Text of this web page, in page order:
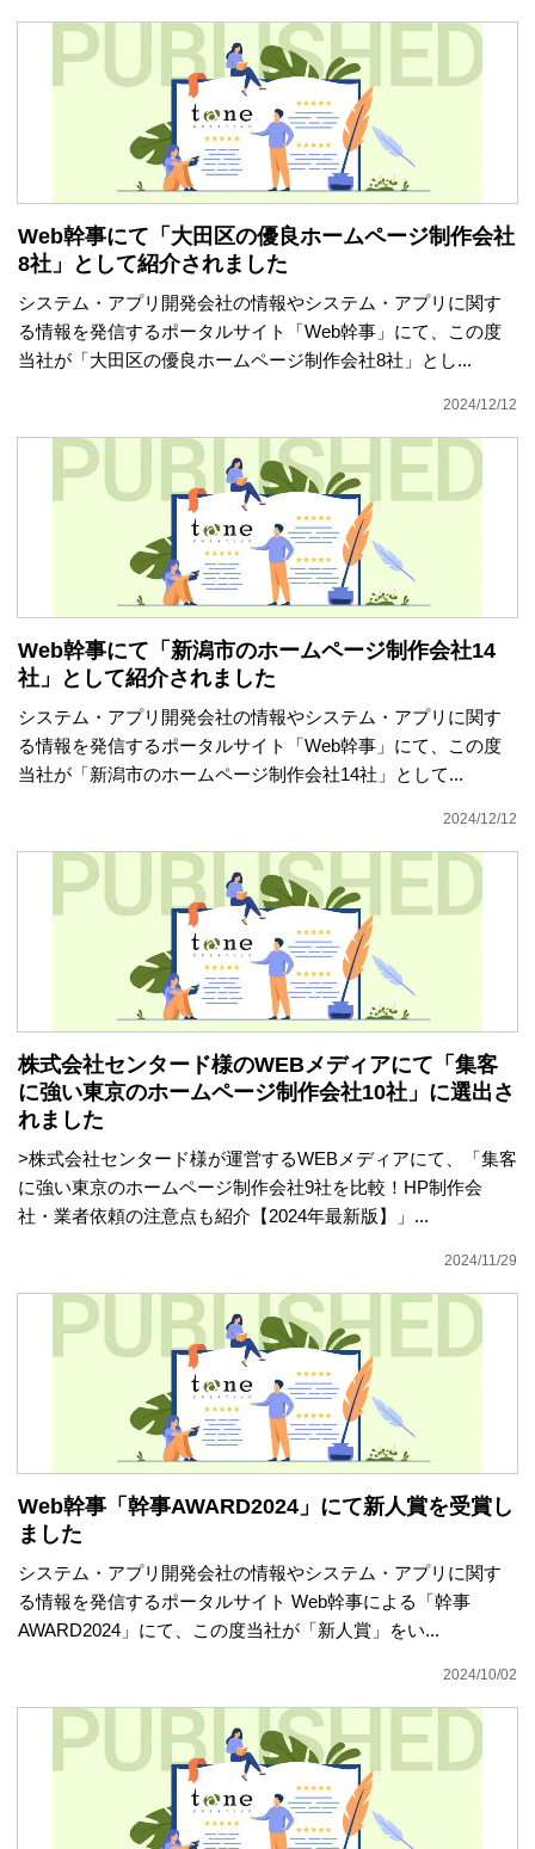
Web幹事にて「大田区の優良ホームページ制作会社
8社」として紹介されました
システム・アプリ開発会社の情報やシステム・アプリに関す
る情報を発信するポータルサイト「Web幹事」にて、この度
当社が「大田区の優良ホームページ制作会社8社」とし...
2024/12/12
Web幹事にて「新潟市のホームページ制作会社14
社」として紹介されました
システム・アプリ開発会社の情報やシステム・アプリに関す
る情報を発信するポータルサイト「Web幹事」にて、この度
当社が「新潟市のホームページ制作会社14社」として...
2024/12/12
株式会社センタード様のWEBメディアにて「集客
に強い東京のホームページ制作会社10社」に選出さ
れました
>株式会社センタード様が運営するWEBメディアにて、「集客
に強い東京のホームページ制作会社9社を比較！HP制作会
社・業者依頼の注意点も紹介【2024年最新版】」...
2024/11/29
Web幹事「幹事AWARD2024」にて新人賞を受賞し
ました
システム・アプリ開発会社の情報やシステム・アプリに関す
る情報を発信するポータルサイト Web幹事による「幹事
AWARD2024」にて、この度当社が「新人賞」をい...
2024/10/02